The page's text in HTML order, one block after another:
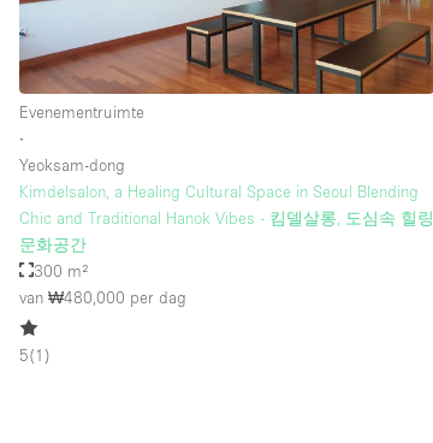
Evenementruimte
∙
Yeoksam-dong
Kimdelsalon, a Healing Cultural Space in Seoul Blending
Chic and Traditional Hanok Vibes - 킴델살롱, 도심속 힐링
문화공간
300 m²
van ₩480,000 per dag
5(1 )